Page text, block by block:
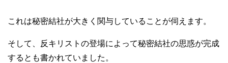
これは秘密結社が大きく関与していることが伺えます。
そして、反キリストの登場によって秘密結社の思惑が完成
するとも書かれていました。